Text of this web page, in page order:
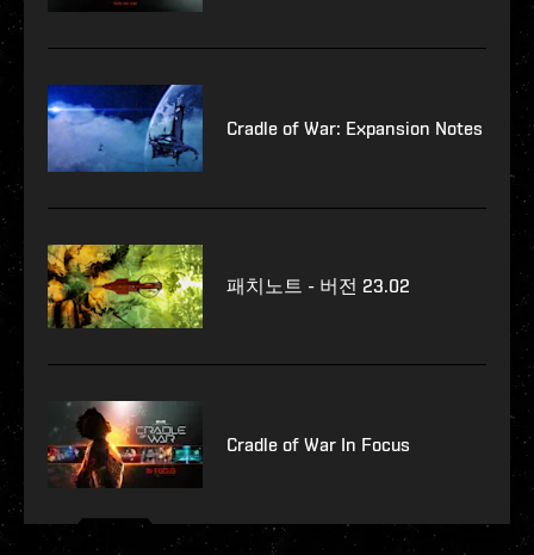
Cradle of War: Expansion Notes
패치노트 - 버전 23.02
Cradle of War In Focus